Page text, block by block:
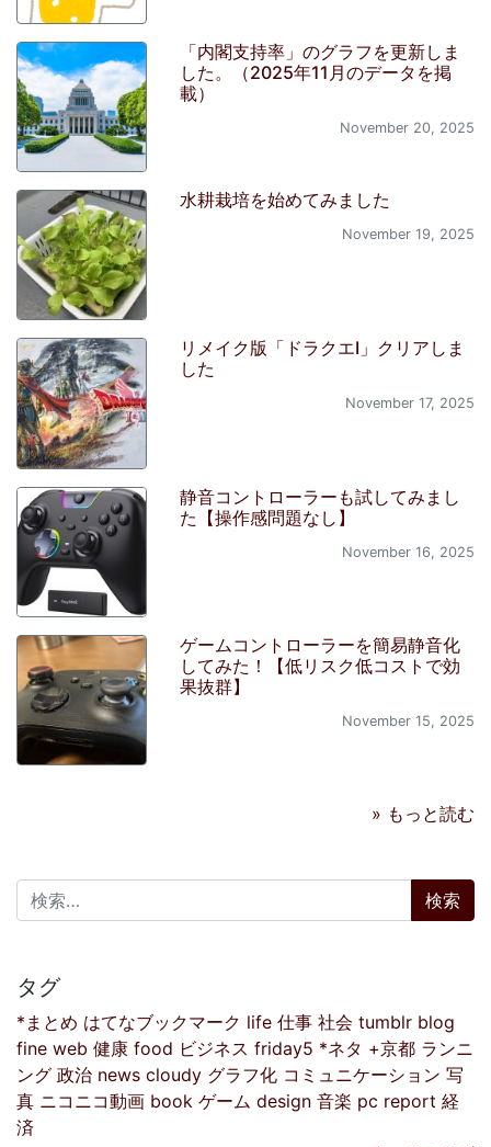
「内閣支持率」のグラフを更新しま
した。（2025年11月のデータを掲
載）
November 20, 2025
水耕栽培を始めてみました
November 19, 2025
リメイク版「ドラクエI」クリアしま
した
November 17, 2025
静音コントローラーも試してみまし
た【操作感問題なし】
November 16, 2025
ゲームコントローラーを簡易静音化
してみた！【低リスク低コストで効
果抜群】
November 15, 2025
» もっと読む
検索:
タグ
*まとめ はてなブックマーク life 仕事 社会 tumblr blog
fine web 健康 food ビジネス friday5 *ネタ +京都 ランニ
ング 政治 news cloudy グラフ化 コミュニケーション 写
真 ニコニコ動画 book ゲーム design 音楽 pc report 経
済